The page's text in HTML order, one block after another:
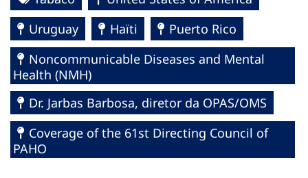
Uruguay
Haïti
Puerto Rico
Noncommunicable Diseases and Mental
Health (NMH)
Dr. Jarbas Barbosa, diretor da OPAS/OMS
Coverage of the 61st Directing Council of
PAHO